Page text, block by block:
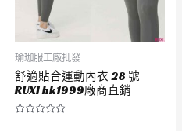
瑜珈服工廠批發
舒適貼合運動內衣 28 號
RUXI hk1999廠商直銷